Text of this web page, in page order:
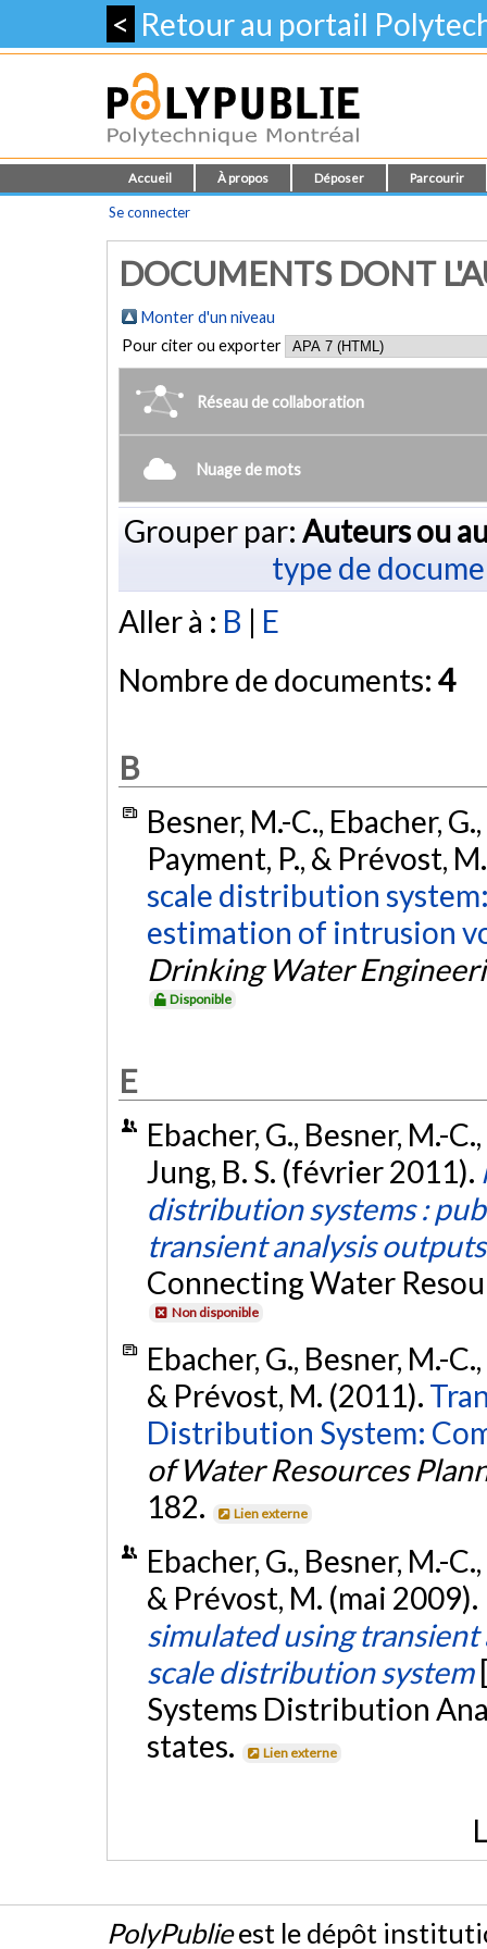
< Retour au portail
Accueil À propos Déposer Parcourir
Se connecter
DOCUMENTS DONT
Monter d'un niveau
Pour citer ou exporter
Réseau de collaboration
Nuage de mots
Grouper par: Auteurs ou
type de
Aller à : B | E
Nombre de documents: 4
B
Besner, M.-C., Ebacher,
Payment, P., & Prévost,
scale distribution
estimation of intrusion
Drinking Water
Disponible
E
Ebacher, G., Besner, M.-
Jung, B. S. (février 2011).
distribution systems :
transient analysis outputs
Connecting Water
Non disponible
Ebacher, G., Besner, M.-
& Prévost, M. (2011).
Distribution System:
of Water Resources
182.
Lien externe
Ebacher, G., Besner, M.-
& Prévost, M. (mai 2009).
simulated using
scale distribution system
Systems Distribution
states.
Lien externe
PolyPublieest le dépôt